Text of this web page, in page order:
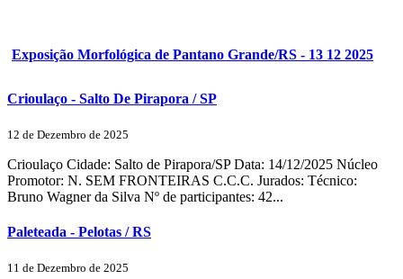
Exposição Morfológica de Pantano Grande/RS - 13 12 2025
Crioulaço - Salto De Pirapora / SP
12 de Dezembro de 2025
Crioulaço Cidade: Salto de Pirapora/SP Data: 14/12/2025 Núcleo
Promotor: N. SEM FRONTEIRAS C.C.C. Jurados: Técnico:
Bruno Wagner da Silva Nº de participantes: 42...
Paleteada - Pelotas / RS
11 de Dezembro de 2025